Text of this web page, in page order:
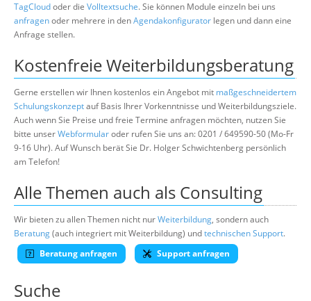
TagCloudoder die Volltextsuche. Sie können Module einzeln bei uns
anfragenoder mehrere in denAgendakonfigurator legen und dann eine
Anfrage stellen.
Kostenfreie Weiterbildungsberatung
Gerne erstellen wir Ihnen kostenlos ein Angebot mit maßgeschneidertem
Schulungskonzeptauf Basis Ihrer Vorkenntnisse und Weiterbildungsziele.
Auch wenn Sie Preise und freie Termine anfragen möchten, nutzen Sie
bitte unserWebformularoder rufen Sie uns an: 0201 / 649590-50 (Mo-Fr
9-16 Uhr). Auf Wunsch berät Sie Dr. Holger Schwichtenberg persönlich
am Telefon!
Alle Themen auch als Consulting
Wir bieten zu allen Themen nicht nurWeiterbildung, sondern auch
Beratung(auch integriert mit Weiterbildung) undtechnischen Support.
Beratung anfragen
Support anfragen
Suche